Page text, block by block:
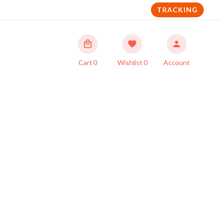
TRACKING
Cart0 Wishlist0 Account